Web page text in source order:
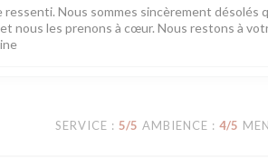
Nous sommes sincèrement désolés
nous les prenons à cœur. Nous restons à
SERVICE : 5/5 AMBIENCE : 4/5